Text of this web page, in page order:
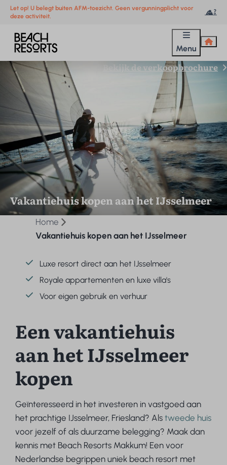
Let op! U belegt buiten AFM-toezicht. Geen vergunningplicht voor
deze activiteit.
Menu
Vakantiehuis kopen aan het IJsselmeer
Bekijk de verkoopbrochure
Home
Vakantiehuis kopen aan het IJsselmeer
Luxe resort direct aan het IJsselmeer
Royale appartementen en luxe villa's
Voor eigen gebruik en verhuur
Een vakantiehuis
aan het IJsselmeer
kopen
Geïnteresseerd in het investeren in vastgoed aan
het prachtige IJsselmeer, Friesland? Alstweede huis
voor jezelf of als duurzame belegging? Maak dan
kennis met Beach Resorts Makkum! Een voor
Nederlandse begrippen uniek beach resort met